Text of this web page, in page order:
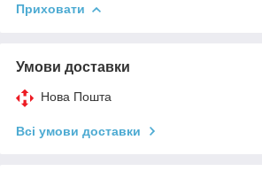
Приховати
Умови доставки
Нова Пошта
Всі умови доставки